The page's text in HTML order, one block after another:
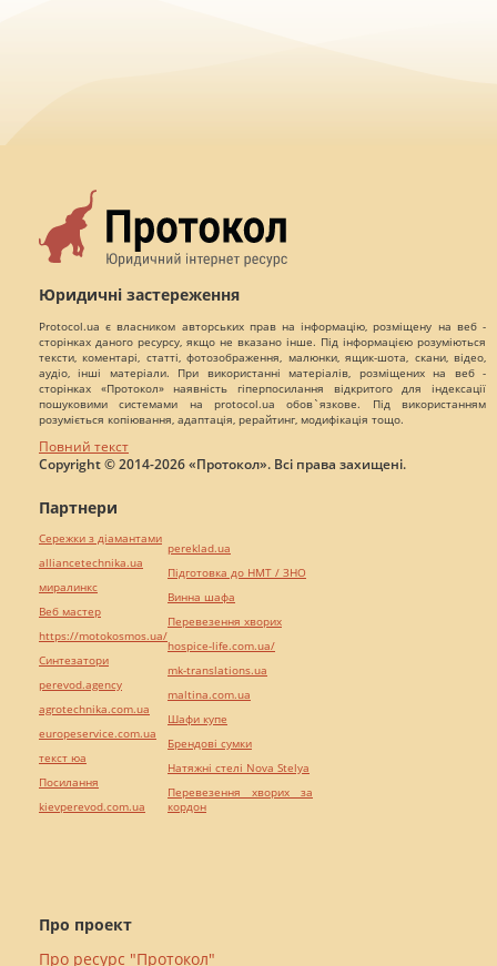
Юридичні застереження
Protocol.ua є власником авторських прав на інформацію, розміщену на веб -
сторінках даного ресурсу, якщо не вказано інше. Під інформацією розуміються
тексти, коментарі, статті, фотозображення, малюнки, ящик-шота, скани, відео,
аудіо, інші матеріали. При використанні матеріалів, розміщених на веб -
сторінках «Протокол» наявність гіперпосилання відкритого для індексації
пошуковими системами на protocol.ua обов`язкове. Під використанням
розуміється копіювання, адаптація, рерайтинг, модифікація тощо.
Повний текст
Copyright © 2014-2026 «Протокол». Всі права захищені.
Про проект
Про ресурс "Протокол"
Партнери
Сережки з діамантами
alliancetechnika.ua
миралинкс
Веб мастер
https://motokosmos.ua/
Синтезатори
perevod.agency
agrotechnika.com.ua
europeservice.com.ua
текст юа
Посилання
kievperevod.com.ua
pereklad.ua
Підготовка до НМТ / ЗНО
Винна шафа
Перевезення хворих
hospice-life.com.ua/
mk-translations.ua
maltina.com.ua
Шафи купе
Брендові сумки
Натяжні стелі Nova Stelya
Перевезення хворих за
кордон